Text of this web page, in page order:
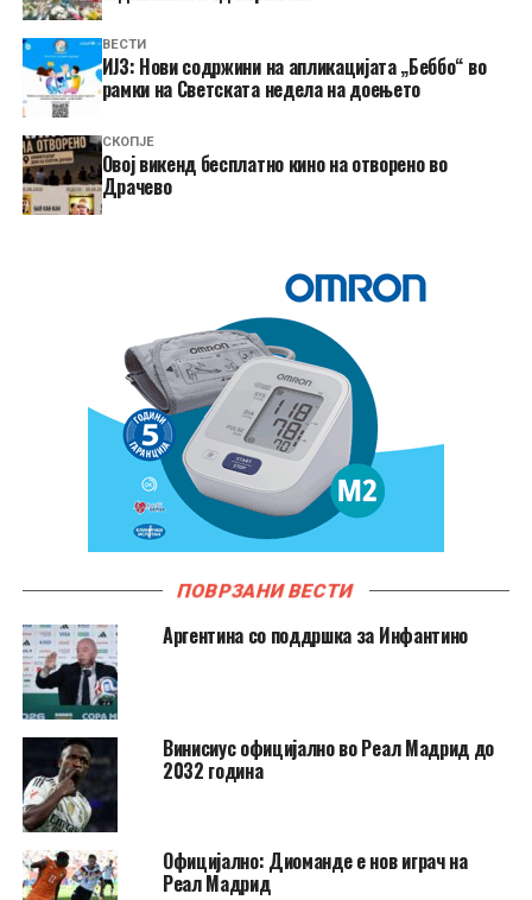
ВЕСТИ
ИЈЗ: Нови содржини на апликацијата „Беббо“ во
рамки на Светската недела на доењето
СКОПЈЕ
​Овој викенд бесплатно кино на отворено во
Драчево
ПОВРЗАНИ ВЕСТИ
Аргентина со поддршка за Инфантино
Винисиус официјално во Реал Мадрид до
2032 година
Официјално: Диоманде е нов играч на
Реал Мадрид